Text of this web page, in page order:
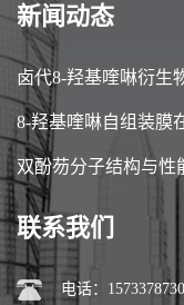
新闻动态
卤代8-羟基喹啉衍生
8-羟基喹啉自组装膜
双酚芴分子结构与性
联系我们
电话：